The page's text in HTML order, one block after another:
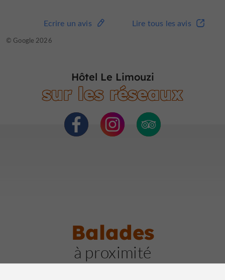
Lire tous les avis
Ecrire un avis
© Google 2026
Lire tous les avis
Ecrire un avis
© TripAdvisor 2026
Hôtel Le Limouzi
sur les réseaux
Balades
à proximité